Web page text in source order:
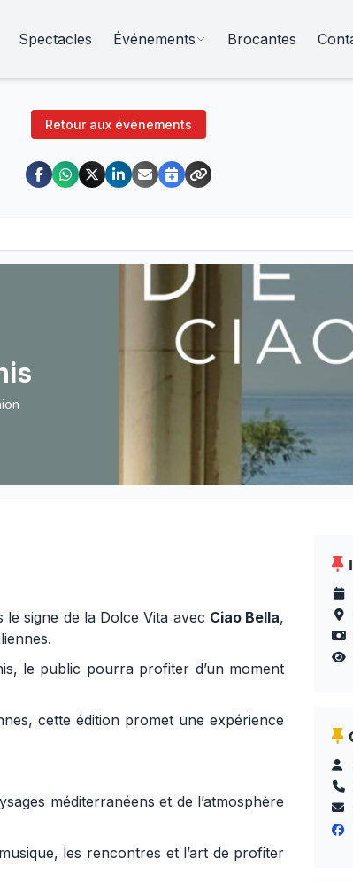
Spectacles Événements Brocantes
Retour aux évènements
signe de la Dolce Vita avec Ciao Bella,
le public pourra profiter d’un moment
cette édition promet une expérience
méditerranéens et de l’atmosphère
les rencontres et l’art de profiter